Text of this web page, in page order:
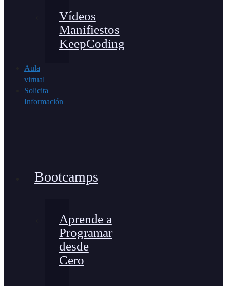
Vídeos
Manifiestos
KeepCoding
Aula
virtual
Solicita
Información
Bootcamps
Aprende a
Programar
desde
Cero